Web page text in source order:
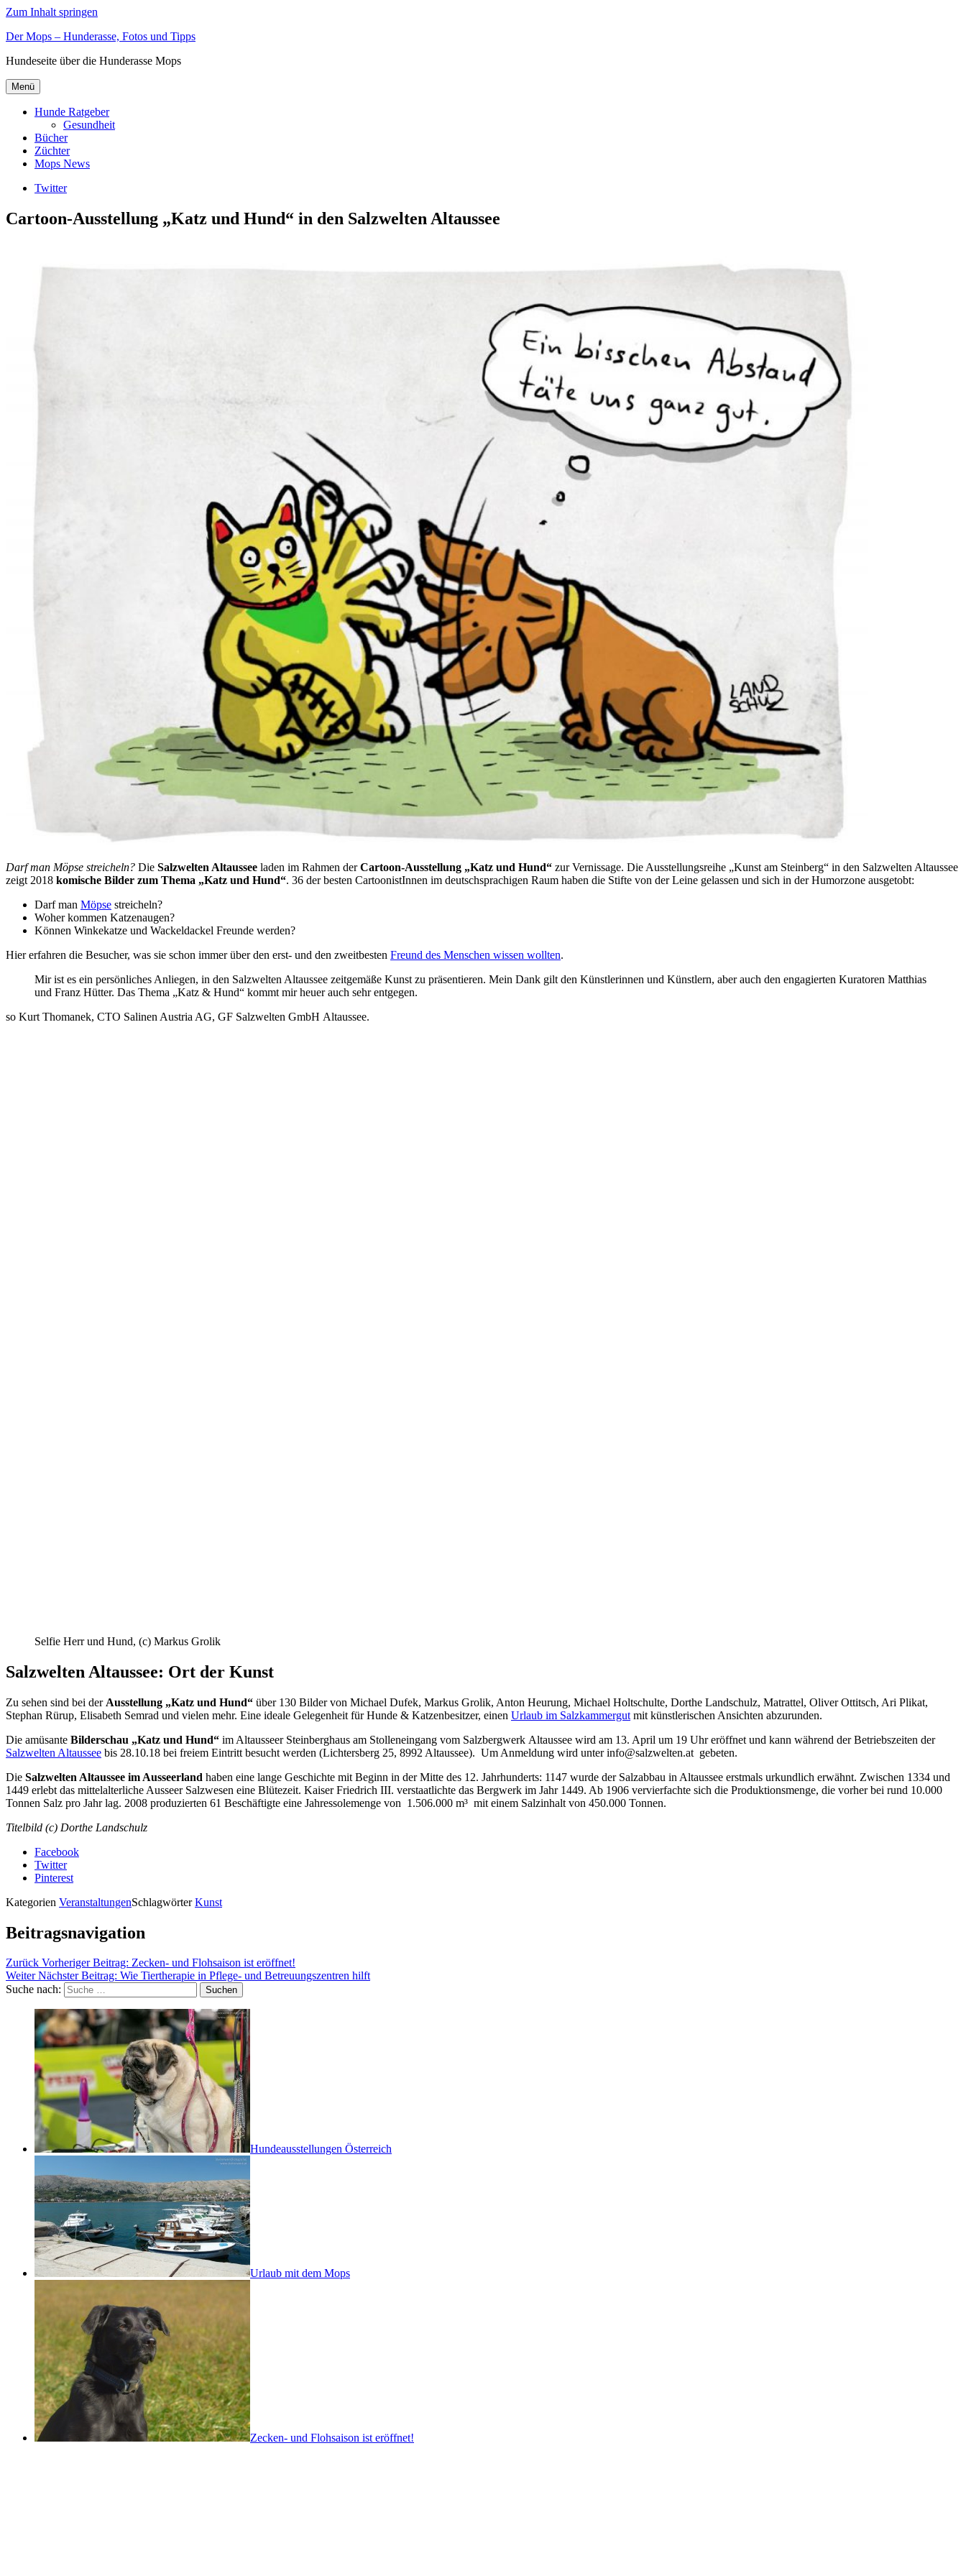
Zum Inhalt springen
Der Mops – Hunderasse, Fotos und Tipps
Hundeseite über die Hunderasse Mops
Menü
Hunde Ratgeber
Gesundheit
Bücher
Züchter
Mops News
Twitter
Cartoon-Ausstellung „Katz und Hund“ in den Salzwelten Altaussee
Darf man Möpse streicheln? Die Salzwelten Altaussee laden im Rahmen derCartoon-Ausstellung „Katz und Hund“ zur Vernissage. Die Ausstellungsreihe „Kunst am Steinberg“ in den Salzwelten Altaussee
zeigt 2018 komische Bilder zum Thema „Katz und Hund“. 36 der besten CartoonistInnen im deutschsprachigen Raum haben die Stifte von der Leine gelassen und sich in der Humorzone ausgetobt:
Darf man Möpse streicheln?
Woher kommen Katzenaugen?
Können Winkekatze und Wackeldackel Freunde werden?
Hier erfahren die Besucher, was sie schon immer über den erst- und den zweitbesten Freund des Menschen wissen wollten.
Mir ist es ein persönliches Anliegen, in den Salzwelten Altaussee zeitgemäße Kunst zu präsentieren. Mein Dank gilt den Künstlerinnen und Künstlern, aber auch den engagierten Kuratoren Matthias
und Franz Hütter. Das Thema „Katz & Hund“ kommt mir heuer auch sehr entgegen.
so Kurt Thomanek, CTO Salinen Austria AG, GF Salzwelten GmbH Altaussee.
Selfie Herr und Hund, (c) Markus Grolik
Salzwelten Altaussee: Ort der Kunst
Zu sehen sind bei der Ausstellung „Katz und Hund“ über 130 Bilder von Michael Dufek, Markus Grolik, Anton Heurung, Michael Holtschulte, Dorthe Landschulz, Matrattel, Oliver Ottitsch, Ari Plikat,
Stephan Rürup, Elisabeth Semrad und vielen mehr. Eine ideale Gelegenheit für Hunde & Katzenbesitzer, einen Urlaub im Salzkammergut mit künstlerischen Ansichten abzurunden.
Die amüsante Bilderschau „Katz und Hund“ im Altausseer Steinberghaus am Stolleneingang vom Salzbergwerk Altaussee wird am 13. April um 19 Uhr eröffnet und kann während der Betriebszeiten der
Salzwelten Altaussee bis 28.10.18 bei freiem Eintritt besucht werden (Lichtersberg 25, 8992 Altaussee). Um Anmeldung wird unter info@salzwelten.at gebeten.
Die Salzwelten Altaussee im Ausseerland haben eine lange Geschichte mit Beginn in der Mitte des 12. Jahrhunderts: 1147 wurde der Salzabbau in Altaussee erstmals urkundlich erwähnt. Zwischen 1334 und
1449 erlebt das mittelalterliche Ausseer Salzwesen eine Blütezeit. Kaiser Friedrich III. verstaatlichte das Bergwerk im Jahr 1449. Ab 1906 vervierfachte sich die Produktionsmenge, die vorher bei rund 10.000
Tonnen Salz pro Jahr lag. 2008 produzierten 61 Beschäftigte eine Jahressolemenge von 1.506.000 m³ mit einem Salzinhalt von 450.000 Tonnen.
Titelbild (c) Dorthe Landschulz
Facebook
Twitter
Pinterest
Kategorien VeranstaltungenSchlagwörterKunst
Beitragsnavigation
Zurück Vorheriger Beitrag: Zecken- und Flohsaison ist eröffnet!
Weiter Nächster Beitrag: Wie Tiertherapie in Pflege- und Betreuungszentren hilft
Suche nach:
Suchen
Hundeausstellungen Österreich
Urlaub mit dem Mops
Zecken- und Flohsaison ist eröffnet!